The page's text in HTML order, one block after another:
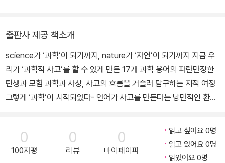
의 이해>는 최근까지도 높은 경쟁률을 기록할 만큼 여전히 인기가 높
다. 학생들은 “문과생인데도 정말 이해하기 쉽다” “과학을 싫어했는
데 배울수록 재미있는 수업” “7학기 동안 수강한 수업 중 손에 꼽는
명강의” 같은 찬사를 쏟아내며 전공자가 아니어도 꼭 들어봐야 할 교
양 수업으로 그의 강의를 꼽는다. 전남대학교에서 화학공학을 전공한
대학교 센탄과학기술연구센터와 일본 학술진흥회에서 연구원을 지냈
고, 도쿄 오쓰마여자대학교에서 강의했다. 이후 영국 케임브리지대학
교 니덤연구소와 캘리포니아대학교 버클리캠퍼스 과학기술사연구실
출판사 제공 책소개
science가 ‘과학’이 되기까지, nature가 ‘자연’이 되기까지 지금 우
리가 ‘과학적 사고’를 할 수 있게 만든 17개 과학 용어의 파란만장한
탄생과 모험 과학과 사상, 사고의 흐름을 거슬러 탐구하는 지적 여정
그렇게 ‘과학’이 시작되었다- 언어가 사고를 만든다는 낭만적인 환상
적응할 수 있고 언어는 의사전달이나 사고의 반영의 특정한 문제를
해결해 주는 우연한 수단이라고 생각하는 것은 환상이다. 사실인즉
현실 세계는 상당한 정도로 그 집단의 언어습관의 기반 위에 형성이
0
100자평
0
리뷰
0
마이페이퍼
읽고 싶어요 0명
읽고 있어요 0명
읽었어요 0명